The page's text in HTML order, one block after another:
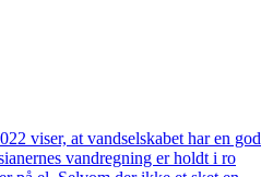
viser, at vandselskabet har en god
vandregning er holdt i ro